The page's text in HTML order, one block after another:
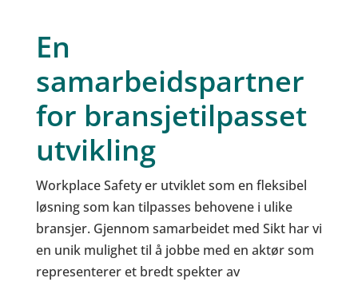
En
samarbeidspartner
for bransjetilpasset
utvikling
Workplace Safety er utviklet som en fleksibel
løsning som kan tilpasses behovene i ulike
bransjer. Gjennom samarbeidet med Sikt har vi
en unik mulighet til å jobbe med en aktør som
representerer et bredt spekter av